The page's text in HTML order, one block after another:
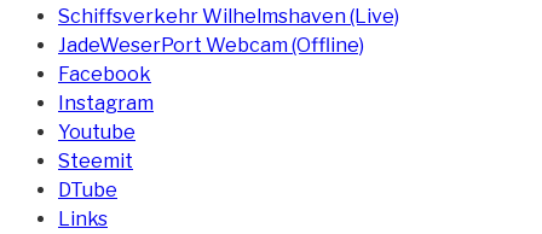
Schiffsverkehr Wilhelmshaven (Live)
JadeWeserPort Webcam (Offline)
Facebook
Instagram
Youtube
Steemit
DTube
Links